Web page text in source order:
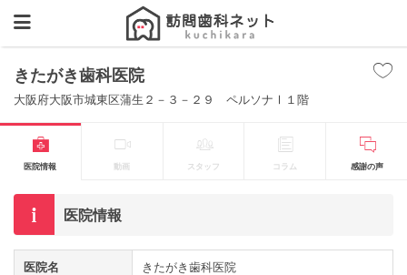
きたがき歯科医院
大阪府大阪市城東区蒲生２－３－２９ ペルソナⅠ１階
医院情報 動画 スタッフ コラム 感謝の声
医院情報
医院名 きたがき歯科医院